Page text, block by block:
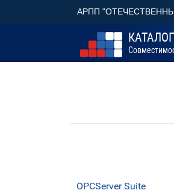
АРПП
КАТАЛОГ
OPCServer Suite